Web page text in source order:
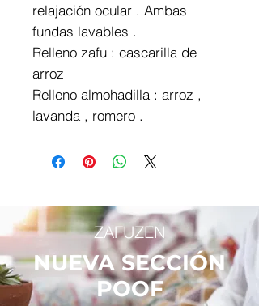
relajación ocular . Ambas
fundas lavables .
Relleno zafu : cascarilla de
arroz
Relleno almohadilla : arroz ,
lavanda , romero .
ZAFUZEN
NUEVA SECCIÓN
POOF